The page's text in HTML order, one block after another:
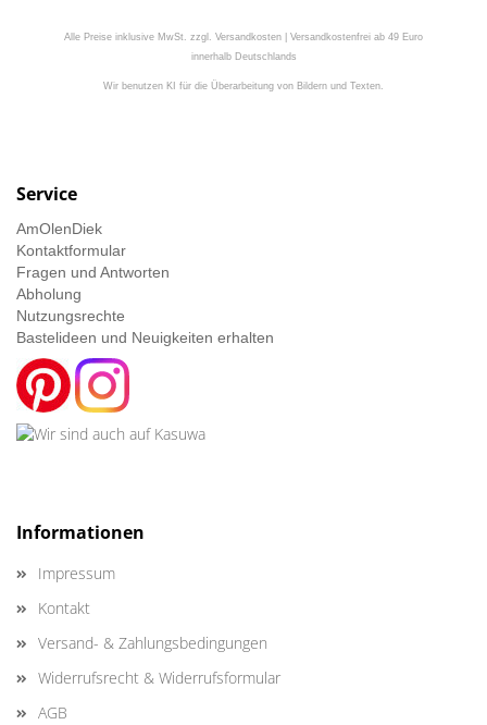
Alle Preise inklusive MwSt. zzgl. Versandkosten | Versandkostenfrei ab 49 Euro
innerhalb Deutschlands
Wir benutzen KI für die Überarbeitung von Bildern und Texten.
Service
AmOlenDiek
Kontaktformular
Fragen und Antworten
Abholung
Nutzungsrechte
Bastelideen und Neuigkeiten erhalten
Informationen
Impressum
Kontakt
Versand- & Zahlungsbedingungen
Widerrufsrecht & Widerrufsformular
AGB